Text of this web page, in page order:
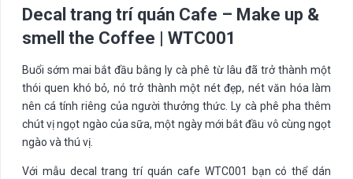
WTC001
số
Decal trang trí quán Cafe – Make up &
smell the Coffee | WTC001
Buổi sớm mai bắt đầu bằng ly cà phê từ lâu đã trở thành một
thói quen khó bỏ, nó trở thành một nét đẹp, nét văn hóa làm
nên cá tính riêng của người thưởng thức. Ly cà phê pha thêm
chút vị ngọt ngào của sữa, một ngày mới bắt đầu vô cùng ngọt
ngào và thú vị.
Với mẫu decal trang trí quán cafe WTC001 bạn có thể dán